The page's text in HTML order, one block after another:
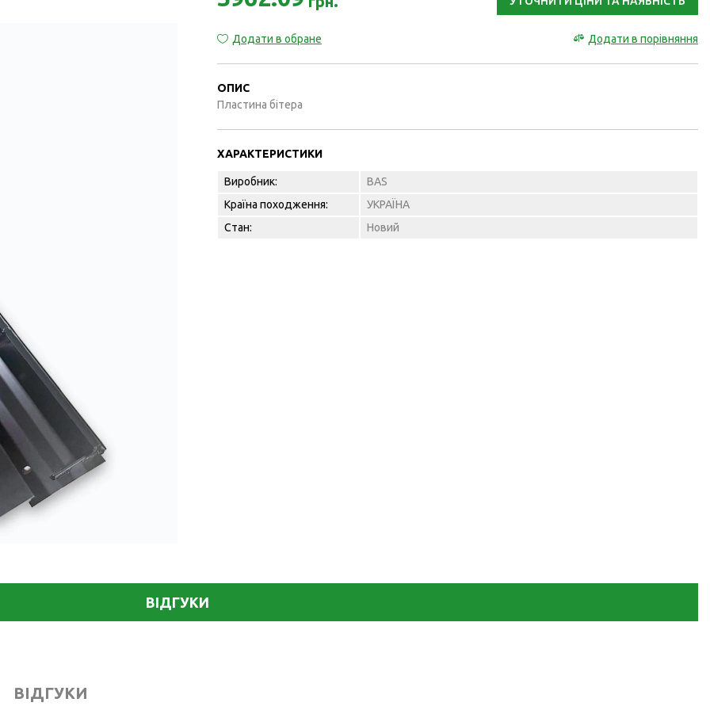
Додати в обране Додати в порівняння
ОПИС
Пластина бітера
ХАРАКТЕРИСТИКИ
Виробник:
BAS
Країна походження:
УКРАЇНА
Стан:
Новий
ВІДГУКИ
ВІДГУКИ